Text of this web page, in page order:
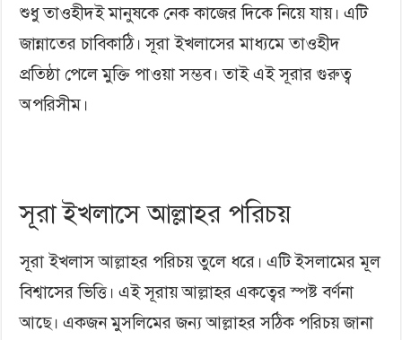
শুধু তাওহীদই মানুষকে নেক কাজের দিকে নিয়ে যায়। এটি
জান্নাতের চাবিকাঠি। সূরা ইখলাসের মাধ্যমে তাওহীদ
প্রতিষ্ঠা পেলে মুক্তি পাওয়া সম্ভব। তাই এই সূরার গুরুত্ব
অপরিসীম।
সূরা ইখলাসে আল্লাহর পরিচয়
সূরা ইখলাস আল্লাহর পরিচয় তুলে ধরে। এটি ইসলামের মূল
বিশ্বাসের ভিত্তি। এই সূরায় আল্লাহর একত্বের স্পষ্ট বর্ণনা
আছে। একজন মুসলিমের জন্য আল্লাহর সঠিক পরিচয় জানা